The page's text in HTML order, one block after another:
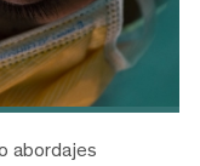
abordajes